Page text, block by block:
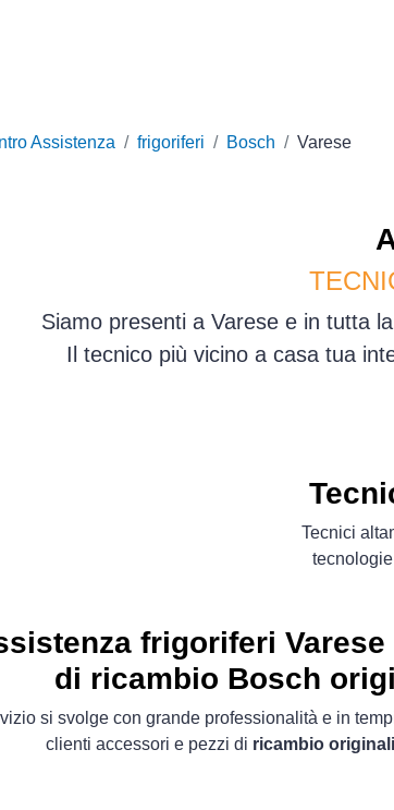
Assistenza frigoriferi Bosch Varese
Siamo presenti a Varese e in tutta
Il tecnico più vicino a casa tua
Tecnici
frigoriferi Varese
di ricambio Bosch
si svolge con grande professionalità e in
clienti accessori e pezzi di ricambio